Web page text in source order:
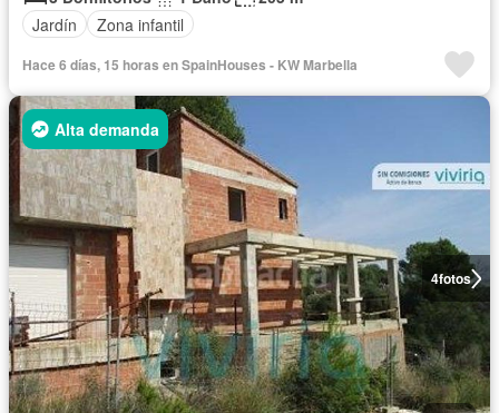
Jardín
Zona infantil
Hace 6 días, 15 horas en SpainHouses - KW Marbella
4fotos
Alta demanda